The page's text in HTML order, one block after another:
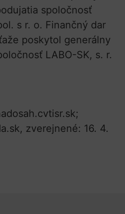
spoločnosť
s r. o. Finančný dar
poskytol generálny
LABO-SK, s. r.
zverejnené: 16. 4.